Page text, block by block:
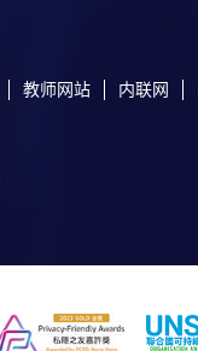
教师网站 内联网